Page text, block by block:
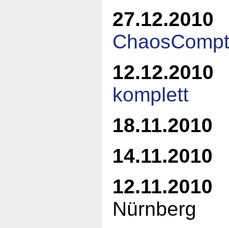
27.12.2010
12.12.2010
komplett
18.11.2010
14.11.2010
12.11.2010
Nürnberg